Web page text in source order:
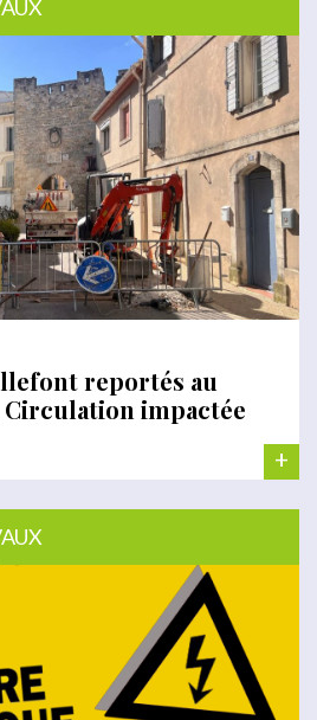
reportés au
impactée
+